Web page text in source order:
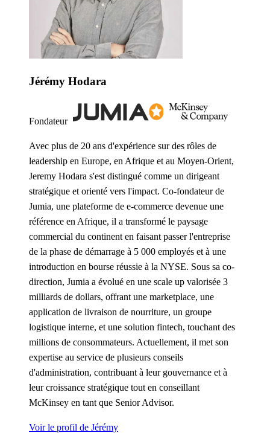
Jérémy Hodara
Fondateur
Avec plus de 20 ans d'expérience sur des rôles de
leadership en Europe, en Afrique et au Moyen-Orient,
Jeremy Hodara s'est distingué comme un dirigeant
stratégique et orienté vers l'impact. Co-fondateur de
Jumia, une plateforme de e-commerce devenue une
référence en Afrique, il a transformé le paysage
commercial du continent en faisant passer l'entreprise
de la phase de démarrage à 5 000 employés et à une
introduction en bourse réussie à la NYSE. Sous sa co-
direction, Jumia a évolué en une scale up valorisée 3
milliards de dollars, offrant une marketplace, une
application de livraison de nourriture, un groupe
logistique interne, et une solution fintech, touchant des
millions de consommateurs. Actuellement, il met son
expertise au service de plusieurs conseils
d'administration, contribuant à leur gouvernance et à
leur croissance stratégique tout en conseillant
McKinsey en tant que Senior Advisor.
Voir le profil de Jérémy